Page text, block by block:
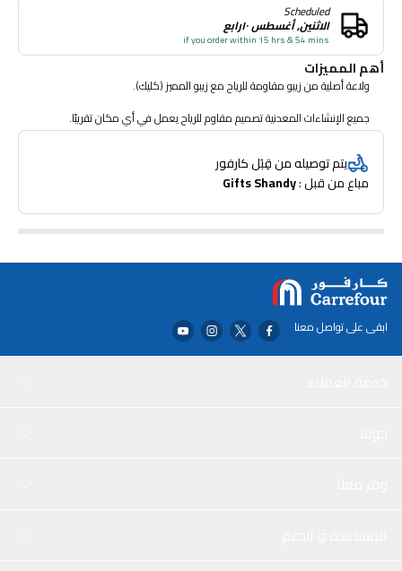
Scheduled
الاثنين, أغسطس ١٠رابع
if you order within 15 hrs & 54 mins
أهم المميزات
ولاعة أصلية من زيبو مقاومة للرياح مع زيبو المميز (كليك).
جميع الإنشاءات المعدنية تصميم مقاوم للرياح يعمل في أي مكان تقريبًا.
قابلة لإعادة التعبئة لمدى الحياة ؛ للحصول على الأداء الأمثل ، نوصي بولاعة زيبو
الأصلية الممتازة ، وأحجار الصوان ، والفتائل.
يتم توصيله من قِبَل كارفور
مباع من قبل : Gifts Shandy
ابقى على تواصل معنا